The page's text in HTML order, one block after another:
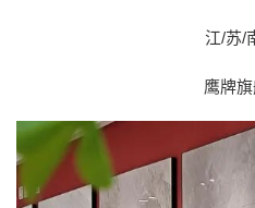
江/苏/
鹰牌